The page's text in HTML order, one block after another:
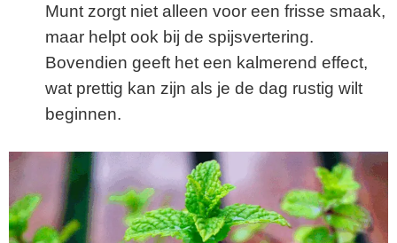
Munt zorgt niet alleen voor een frisse smaak,
maar helpt ook bij de spijsvertering.
Bovendien geeft het een kalmerend effect,
wat prettig kan zijn als je de dag rustig wilt
beginnen.